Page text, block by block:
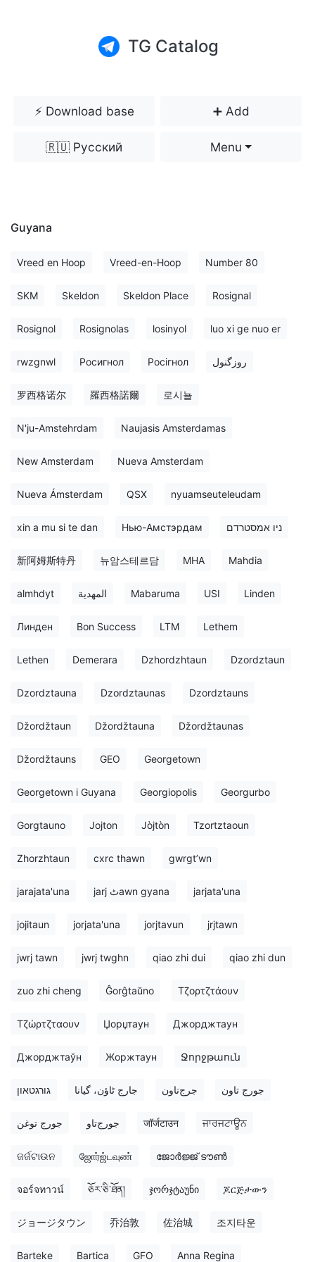
TG Catalog
⚡️ Download base ➕ Add
🇷🇺 Русский Menu
Guyana
Vreed en Hoop Vreed-en-Hoop Number 80
SKM Skeldon Skeldon Place Rosignal
Rosignol Rosignolas losinyol luo xi ge nuo er
rwzgnwl Росигнол Росігнол روزگنول
罗西格诺尔 羅西格諾爾 로시뇰
N'ju-Amstehrdam Naujasis Amsterdamas
New Amsterdam Nueva Amsterdam
Nueva Ámsterdam QSX nyuamseuteleudam
xin a mu si te dan Нью-Амстэрдам ניו אמסטרדם
新阿姆斯特丹 뉴암스테르담 MHA Mahdia
almhdyt المهدية Mabaruma USI Linden
Линден Bon Success LTM Lethem
Lethen Demerara Dzhordzhtaun Dzordztaun
Dzordztauna Dzordztaunas Dzordztauns
Džordžtaun Džordžtauna Džordžtaunas
Džordžtauns GEO Georgetown
Georgetown i Guyana Georgiopolis Georgurbo
Gorgtauno Jojton Jòjtòn Tzortztaoun
Zhorzhtaun cxrc thawn gwrgtʼwn
jarajata'una jarj ٹawn gyana jarjata'una
jojitaun jorjata'una jorjtavun jrj‌tawn
jwrj tawn jwrj twghn qiao zhi dui qiao zhi dun
zuo zhi cheng Ĝorĝtaŭno Τζορτζτάουν
Τζώρτζταουν Џорџтаун Джорджтаун
Джорджтаўн Жоржтаун Ջորջթաուն
גורגטאון جارج ٹاؤن، گیانا جرج‌تاون جورج تاون
جورج توغن جورج‌تاو जॉर्जटाउन ਜਾਰਜਟਾਊਨ
ଜର୍ଜଟାଉନ ஜோர்ஜ்டவுண் ജോർജ്ജ് ടൗൺ
จอร์จทาวน์ ཅོར་ཅི་ཐོན། ჯორჯტაუნი ጆርጅታውን
ジョージタウン 乔治敦 佐治城 조지타운
Barteke Bartica GFO Anna Regina